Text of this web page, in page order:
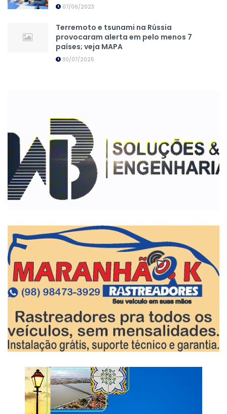
07/06/2023
Terremoto e tsunami na Rússia
provocaram alerta em pelo menos 7
países; veja MAPA
30/07/2025